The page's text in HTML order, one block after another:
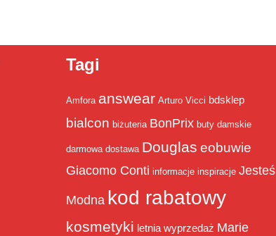
Tagi
Amfora answear Arturo Vicci bdsklep
bialcon biżuteria BonPrix buty damskie
darmowa dostawa Douglas eobuwie
Giacomo Conti informacje inspiracje Jesteś
Modna kod rabatowy
kosmetyki letnia wyprzedaż Marie